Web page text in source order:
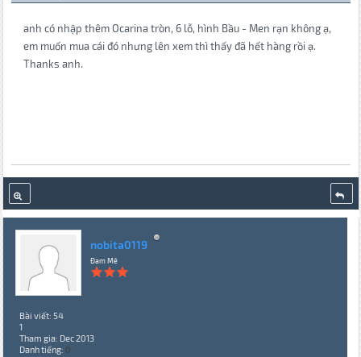
anh có nhập thêm Ocarina tròn, 6 lỗ, hình Bầu - Men rạn không ạ,
em muốn mua cái đó nhưng lên xem thì thấy đã hết hàng rồi ạ.
Thanks anh.
nobita0119
Đam Mê
Bài viết: 54
1
Tham gia: Dec 2013
Danh tiếng: 0